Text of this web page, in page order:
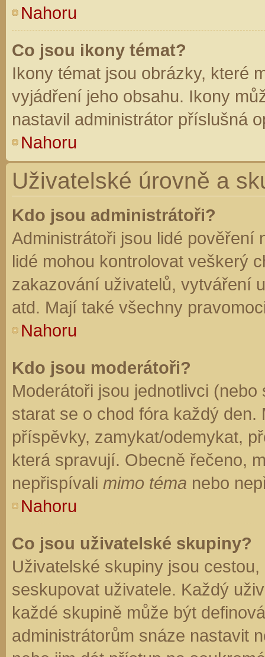
Nahoru
Co jsou ikony témat?
Ikony témat jsou obrázky, které
vyjádření jeho obsahu. Ikony
nastavil administrátor příslušná
Nahoru
Uživatelské úrovně a
Kdo jsou administrátoři?
Administrátoři jsou lidé pověření
lidé mohou kontrolovat veškerý
zakazování uživatelů, vytváření
atd. Mají také všechny
Nahoru
Kdo jsou moderátoři?
Moderátoři jsou jednotlivci
starat se o chod fóra každý
příspěvky, zamykat/odemykat,
která spravují. Obecně řečeno,
nepřispívali mimo téma nebo
Nahoru
Co jsou uživatelské skupiny?
Uživatelské skupiny jsou
seskupovat uživatele. Každý
každé skupině může být
administrátorům snáze nastavit